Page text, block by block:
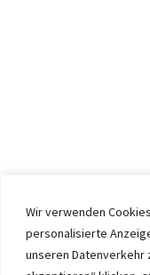
Wir verwenden
personalisierte
unseren Datenverkehr